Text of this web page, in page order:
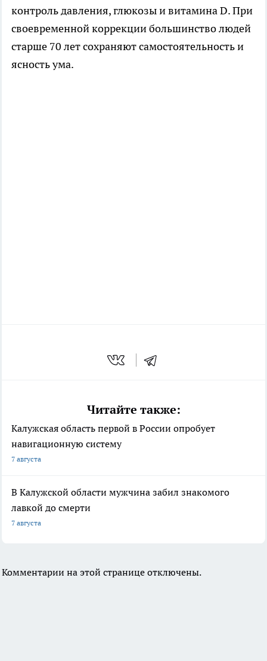
контроль давления, глюкозы и витамина D. При
своевременной коррекции большинство людей
старше 70 лет сохраняют самостоятельность и
ясность ума.
Читайте также:
Калужская область первой в России опробует
навигационную систему
7 августа
В Калужской области мужчина забил знакомого
лавкой до смерти
7 августа
Комментарии на этой странице отключены.